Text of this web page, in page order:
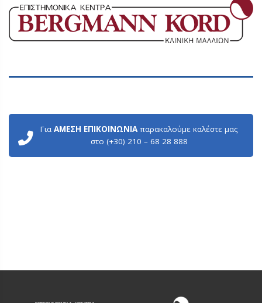
Για ΑΜΕΣΗ ΕΠΙΚΟΙΝΩΝΙΑπαρακαλούμε καλέστε μας
στο (+30) 210 – 68 28 888